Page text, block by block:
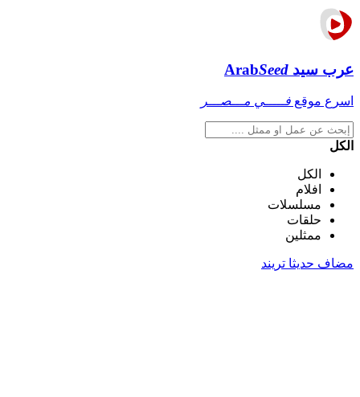
عرب سيد ArabSeed
اسرع موقع فـــــي مـــصـــر
الكل
الكل
افلام
مسلسلات
حلقات
ممثلين
مضاف حديثا تريند